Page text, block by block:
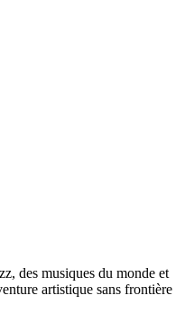
des musiques du monde et
artistique sans frontière